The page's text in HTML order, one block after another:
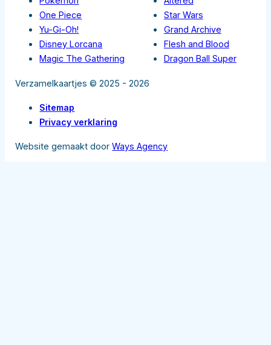
One Piece
Yu-Gi-Oh!
Disney Lorcana
Magic The Gathering
Star Wars
Grand Archive
Flesh and Blood
Dragon Ball Super
Verzamelkaartjes © 2025 - 2026
Sitemap
Privacy verklaring
Website gemaakt doorWays Agency